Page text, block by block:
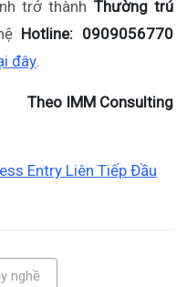
trở thành Thường trú
Hotline: 0909056770
đây.
Theo IMM Consulting
Entry Liên Tiếp Đầu
nghề